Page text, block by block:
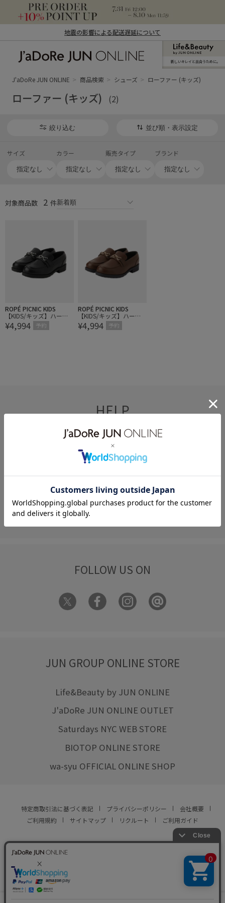
地震の影響による配送遅延について
ン オンライン）
新しいキレイと出合うために。
J'aDoRe JUN ONLINE 商品検索 シューズ ローファー (キッズ)
ローファー (キッズ) (2)
絞り込む 並び順・表示設定
サイズ カラー 販売タイプ ブランド
対象商品数 2 件
ROPÉ PICNIC KIDS
【KIDS/キッズ】ハート
ビットローファー
¥4,994 予約
ROPÉ PICNIC KIDS
【KIDS/キッズ】ハート
ビットローファー
¥4,994 予約
HELP
何かお困りですか？
FAQ
お問い合わせ
フォーム
FOLLOW US ON
JUN GROUP ONLINE STORE
Life&Beauty by JUN ONLINE
J'aDoRe JUN ONLINE OUTLET
Saturdays NYC WEB STORE
BIOTOP ONLINE STORE
wa-syu OFFICIAL ONLINE SHOP
特定商取引法に基づく表記 プライバシーポリシー
会社概要
ご利用規約
サイトマップ リクルート ご利用ガイド
© JUN CO.,LTD. ALL RIGHTS RESERVED.